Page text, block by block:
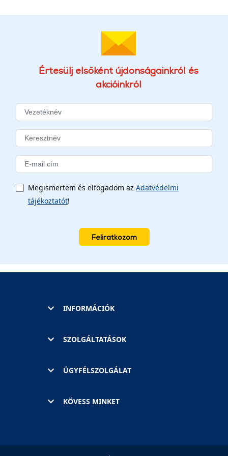
Értesülj elsőként újdonságainkról és
akcióinkról
Megismertem és elfogadom az Adatvédelmi
tájékoztatót!
Feliratkozom
INFORMÁCIÓK
SZOLGÁLTATÁSOK
ÜGYFÉLSZOLGÁLAT
KÖVESS MINKET